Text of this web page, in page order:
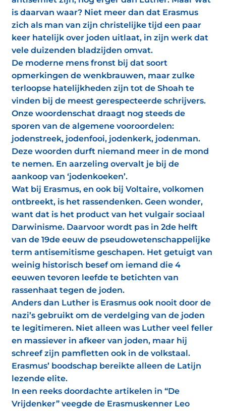
is daarvan waar? Niet meer dan dat Erasmus
zich als man van zijn christelijke tijd een paar
keer hatelijk over joden uitlaat, in zijn werk dat
vele duizenden bladzijden omvat.
De moderne mens fronst bij dat soort
opmerkingen de wenkbrauwen, maar zulke
terloopse hatelijkheden zijn tot de Shoah te
vinden bij de meest gerespecteerde schrijvers.
Onze woordenschat draagt nog steeds de
sporen van de algemene vooroordelen:
jodenstreek, jodenfooi, jodenkerk, jodenman.
Deze woorden durft niemand meer in de mond
te nemen. En aarzeling overvalt je bij de
aankoop van ‘jodenkoeken’.
Wat bij Erasmus, en ook bij Voltaire, volkomen
ontbreekt, is het rassendenken. Geen wonder,
want dat is het product van het vulgair sociaal
Darwinisme. Daarvoor wordt pas in 2de helft
van de 19de eeuw de pseudowetenschappelijke
term antisemitisme geschapen. Het getuigt van
weinig historisch besef om iemand die 4
eeuwen tevoren leefde te betichten van
rassenhaat tegen de joden.
Anders dan Luther is Erasmus ook nooit door de
nazi’s gebruikt om de verdelging van de joden
te legitimeren. Niet alleen was Luther veel feller
en massiever in afkeer van joden, maar hij
schreef zijn pamfletten ook in de volkstaal.
Erasmus’ boodschap bereikte alleen de Latijn
lezende elite.
In een reeks doordachte artikelen in “De
Vrijdenker” veegde de Erasmuskenner Leo